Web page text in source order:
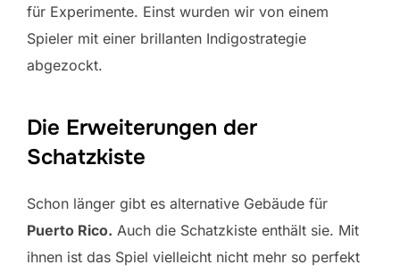
für Experimente. Einst wurden wir von einem
Spieler mit einer brillanten Indigostrategie
abgezockt.
Die Erweiterungen der
Schatzkiste
Schon länger gibt es alternative Gebäude für
Puerto Rico. Auch die Schatzkiste enthält sie. Mit
ihnen ist das Spiel vielleicht nicht mehr so perfekt